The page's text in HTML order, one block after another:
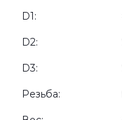
D1:
D2:
D3:
Резьба: